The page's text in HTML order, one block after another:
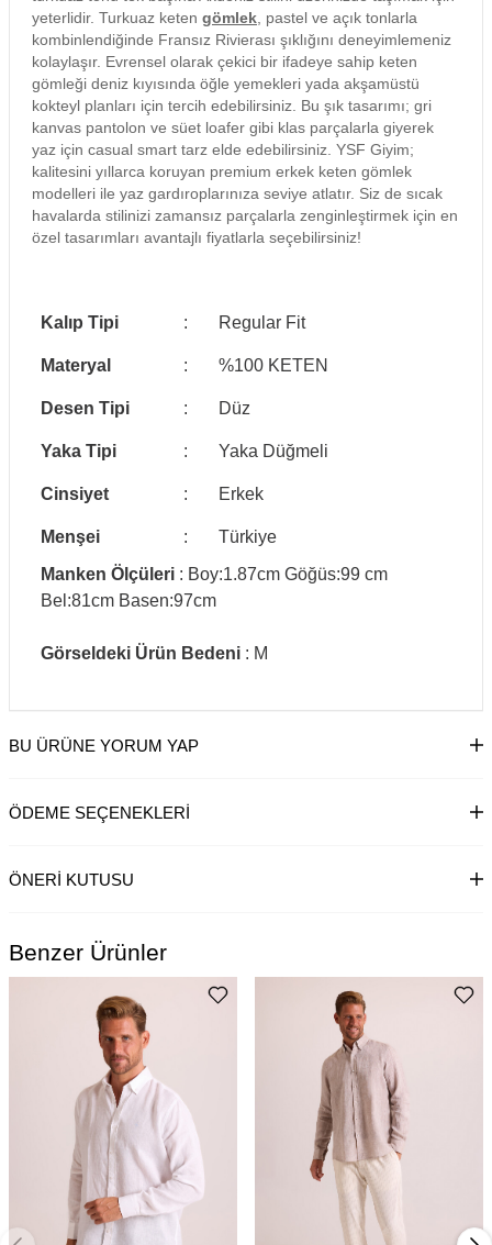
yeterlidir. Turkuaz keten gömlek , pastel ve açık tonlarla
kombinlendiğinde Fransız Rivierası şıklığını deneyimlemeniz
kolaylaşır. Evrensel olarak çekici bir ifadeye sahip keten
gömleği deniz kıyısında öğle yemekleri yada akşamüstü
kokteyl planları için tercih edebilirsiniz. Bu şık tasarımı; gri
kanvas pantolon ve süet loafer gibi klas parçalarla giyerek
yaz için casual smart tarz elde edebilirsiniz. YSF Giyim;
kalitesini yıllarca koruyan premium erkek keten gömlek
modelleri ile yaz gardıroplarınıza seviye atlatır. Siz de sıcak
havalarda stilinizi zamansız parçalarla zenginleştirmek için en
özel tasarımları avantajlı fiyatlarla seçebilirsiniz!
Kalıp Tipi : Regular Fit
Materyal : %100 KETEN
Desen Tipi : Düz
Yaka Tipi : Yaka Düğmeli
Cinsiyet : Erkek
Menşei :
Türkiye
Manken Ölçüleri : Boy:1.87cm Göğüs:99 cm
Bel:81cm Basen:97cm
Görseldeki Ürün Bedeni : M
BU ÜRÜNE YORUM YAP
ÖDEME SEÇENEKLERI
ÖNERI KUTUSU
Benzer Ürünler